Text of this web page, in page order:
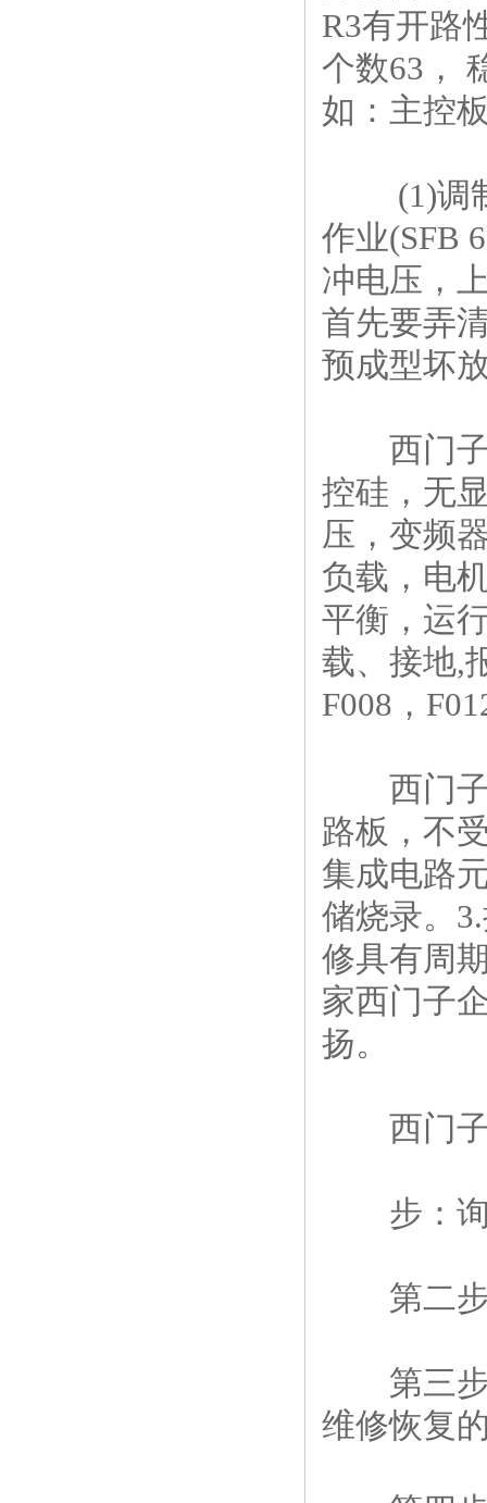
R3有开路
个数63，
如：主控
(1)调制
作业(SFB
冲电压，
首先要弄
预成型坏
西门子
控硅，无
压，变频
负载，电
平衡，运
载、接地,
F008，
西门子
路板，不
集成电路
储烧录。
修具有周
家西门子
扬。
西门子
步：询
第二步
第三步
维修恢复